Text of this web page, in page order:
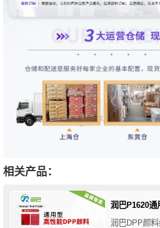
相关产品：
润巴P1620通
润巴DPP颜